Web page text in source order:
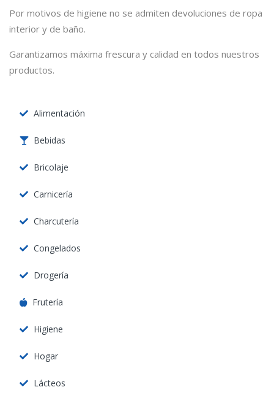
Por motivos de higiene no se admiten devoluciones de ropa
interior y de baño.
Garantizamos máxima frescura y calidad en todos nuestros
productos.
Alimentación
Bebidas
Bricolaje
Carnicería
Charcutería
Congelados
Drogería
Frutería
Higiene
Hogar
Lácteos